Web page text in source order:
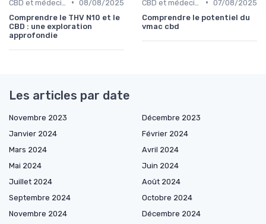
08/08/2025
Comprendre le THV N10 et le
CBD : une exploration
approfondie
07/08/2025
Comprendre le potentiel du
vmac cbd
Les articles par date
Novembre 2023
Décembre 2023
Janvier 2024
Février 2024
Mars 2024
Avril 2024
Mai 2024
Juin 2024
Juillet 2024
Août 2024
Septembre 2024
Octobre 2024
Novembre 2024
Décembre 2024